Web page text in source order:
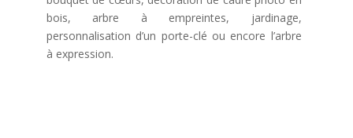
bois, arbre à empreintes, jardinage,
personnalisation d’un porte-clé ou encore l’arbre
à expression.